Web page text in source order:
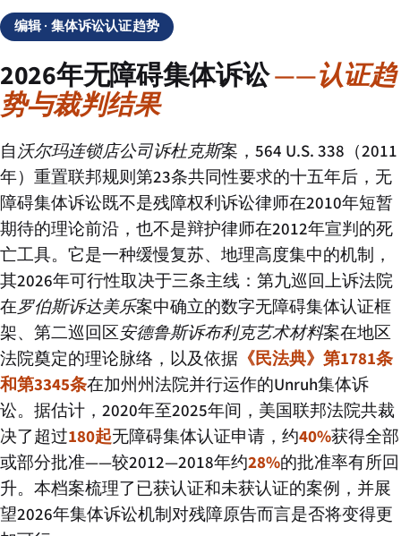
编辑· 集体诉讼认证趋势
2026年无障碍集体诉讼——认证趋
势与裁判结果
自沃尔玛连锁店公司诉杜克斯案，564 U.S. 338（2011
年）重置联邦规则第23条共同性要求的十五年后，无
障碍集体诉讼既不是残障权利诉讼律师在2010年短暂
期待的理论前沿，也不是辩护律师在2012年宣判的死
亡工具。它是一种缓慢复苏、地理高度集中的机制，
其2026年可行性取决于三条主线：第九巡回上诉法院
在罗伯斯诉达美乐案中确立的数字无障碍集体认证框
架、第二巡回区安德鲁斯诉布利克艺术材料案在地区
法院奠定的理论脉络，以及依据 《民法典》第1781条
和第3345条在加州州法院并行运作的Unruh集体诉
讼。据估计，2020年至2025年间，美国联邦法院共裁
决了超过180起无障碍集体认证申请，约40%获得全部
或部分批准——较2012—2018年约28%的批准率有所回
升。本档案梳理了已获认证和未获认证的案例，并展
望2026年集体诉讼机制对残障原告而言是否将变得更